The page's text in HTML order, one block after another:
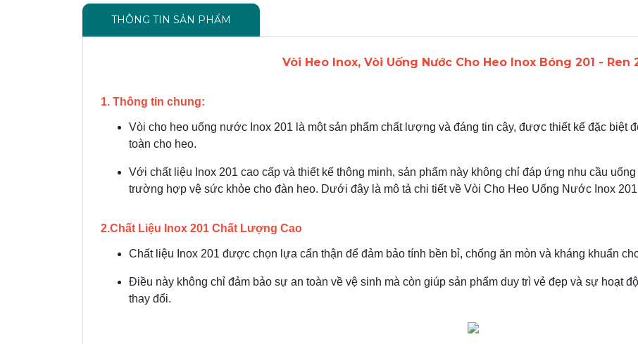
THÔNG TIN SẢN PHẨM
Vòi Heo Inox, Vòi Uống Nước Cho Heo Inox Bóng 201 - Ren
1. Thông tin chung:
Vòi cho heo uống nước Inox 201 là một sản phẩm chất lượng và đáng tin cậy, được thiết kế đặc biệt
toàn cho heo.
Với chất liệu Inox 201 cao cấp và thiết kế thông minh, sản phẩm này không chỉ đáp ứng nhu cầu
trường hợp vệ sức khỏe cho đàn heo. Dưới đây là mô tả chi tiết về Vòi Cho Heo Uống Nước Inox 201
2.Chất Liệu Inox 201 Chất Lượng Cao
Chất liệu Inox 201 được chọn lựa cẩn thận để đảm bảo tính bền bỉ, chống ăn mòn và kháng khuẩn
Điều này không chỉ đảm bảo sự an toàn về vệ sinh mà còn giúp sản phẩm duy trì vẻ đẹp và sự hoạt
thay đổi.